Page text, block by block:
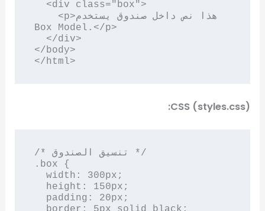
Box Model.</p>
</body>
</html>
CSS (styles.css):
/* تنسيق الصندوق */
.box {